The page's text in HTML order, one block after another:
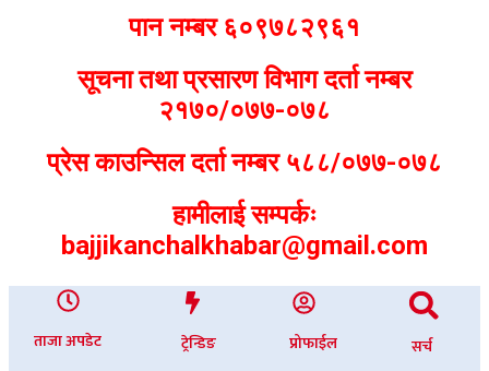
पान नम्बर ६०९७८२९६१
सूचना तथा प्रसारण विभाग दर्ता नम्बर
२१७०/०७७-०७८
प्रेस काउन्सिल दर्ता नम्बर ५८८/०७७-०७८
हामीलाई सम्पर्कः
bajjikanchalkhabar@gmail.com
ताजा अपडेट ट्रेन्डिङ प्रोफाईल सर्च